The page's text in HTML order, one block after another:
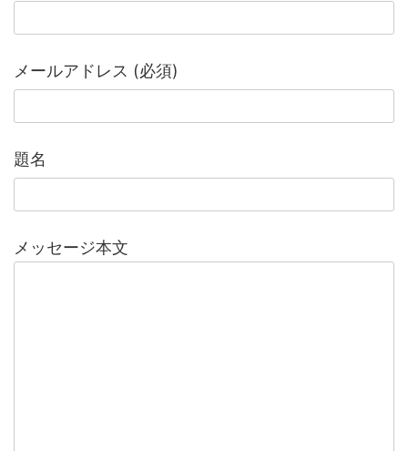
メールアドレス (必須)
題名
メッセージ本文